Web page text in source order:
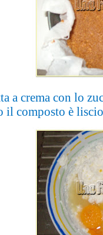
a crema con lo
il composto è